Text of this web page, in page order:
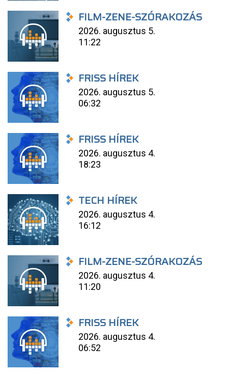
FILM-ZENE-SZÓRAKOZÁS
2026. augusztus 5.
11:22
FRISS HÍREK
2026. augusztus 5.
06:32
FRISS HÍREK
2026. augusztus 4.
18:23
TECH HÍREK
2026. augusztus 4.
16:12
FILM-ZENE-SZÓRAKOZÁS
2026. augusztus 4.
11:20
FRISS HÍREK
2026. augusztus 4.
06:52